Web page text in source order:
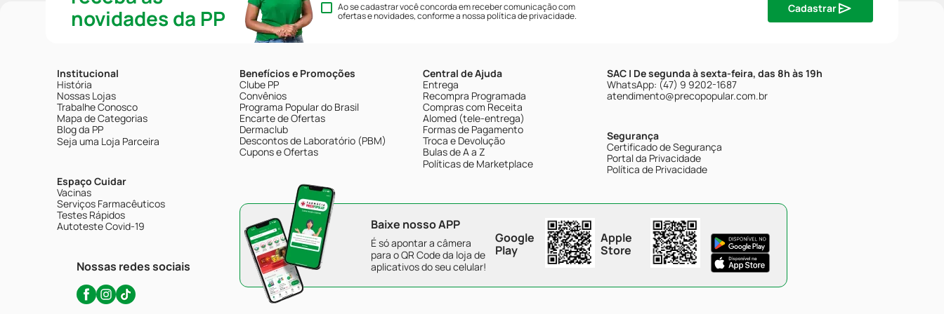
novidades da PP
Ao se cadastrar você concorda em receber comunicação com
ofertas e novidades, conforme a nossapolítica de privacidade.
Cadastrar
Institucional
História
Nossas Lojas
Trabalhe Conosco
Mapa de Categorias
Blog da PP
Seja uma Loja Parceira
Espaço Cuidar
Vacinas
Serviços Farmacêuticos
Testes Rápidos
Autoteste Covid-19
Nossas redes sociais
Benefícios e Promoções
Clube PP
Convênios
Programa Popular do Brasil
Encarte de Ofertas
Dermaclub
Descontos de Laboratório (PBM)
Cupons e Ofertas
Central de Ajuda
Entrega
Recompra Programada
Compras com Receita
Alomed (tele-entrega)
Formas de Pagamento
Troca e Devolução
Bulas de A a Z
Políticas de Marketplace
SAC | De segunda à sexta-feira, das 8h às 19h
WhatsApp: (47) 9 9202-1687
atendimento@precopopular.com.br
Segurança
Certificado de Segurança
Portal da Privacidade
Política de Privacidade
Baixe nosso APP
É só apontar a câmera
para o QR Code da loja de
aplicativos do seu celular!
Google
Play
Apple
Store